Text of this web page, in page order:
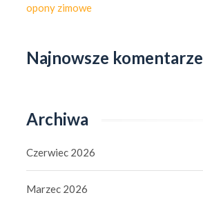
opony zimowe
Najnowsze komentarze
Archiwa
Czerwiec 2026
Marzec 2026